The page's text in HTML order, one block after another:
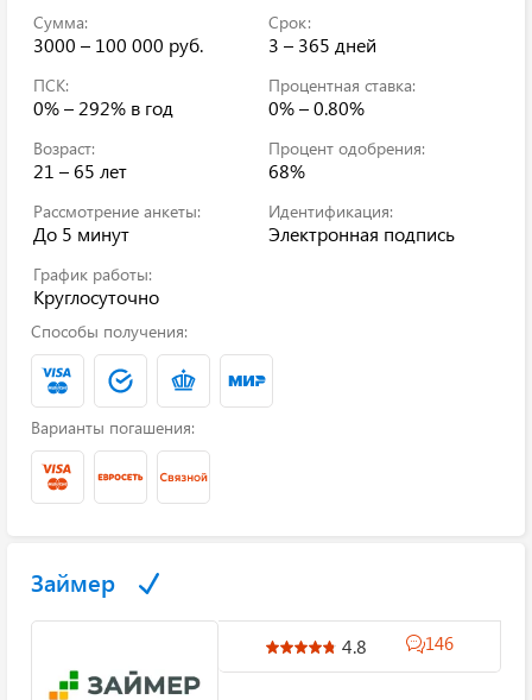
Сумма:
3000 – 100 000 руб.
Срок:
3 – 365 дней
ПСК:
0% – 292% в год
Процентная ставка:
0% – 0.80%
Возраст:
21 – 65 лет
Процент одобрения:
68%
Рассмотрение анкеты:
До 5 минут
Идентификация:
Электронная подпись
График работы:
Круглосуточно
Способы получения:
Варианты погашения:
Займер
4.8 146